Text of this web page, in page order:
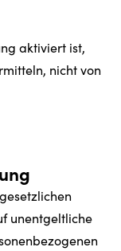
aktiviert ist,
nicht von
unentgeltliche